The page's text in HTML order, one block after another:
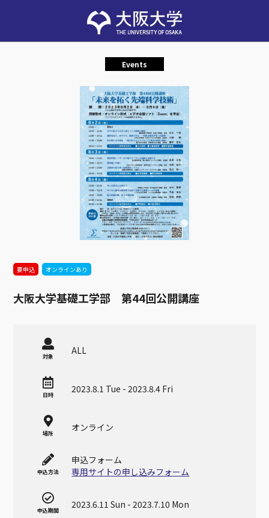
Events
要申込 オンラインあり
大阪大学基礎工学部 第44回公開講座
対象
ALL
日時
2023.8.1 Tue - 2023.8.4 Fri
場所
オンライン
申込方法
申込フォーム
専用サイトの申し込みフォーム
申込期間
2023.6.11 Sun -2023.7.10 Mon